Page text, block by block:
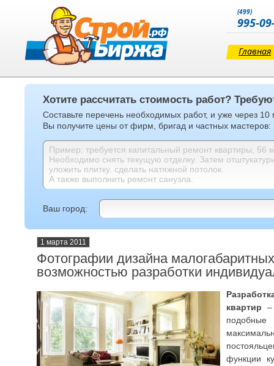
(499)
995-
Главная
Хотите рассчитать стоимость работ?
Составьте перечень необходимых работ, и уже через 10
Вы получите цены от фирм, бригад и частных мастеров:
Ваш город:
1 марта 2011
Фотографии дизайна
возможностью разработки
квартир –
функции